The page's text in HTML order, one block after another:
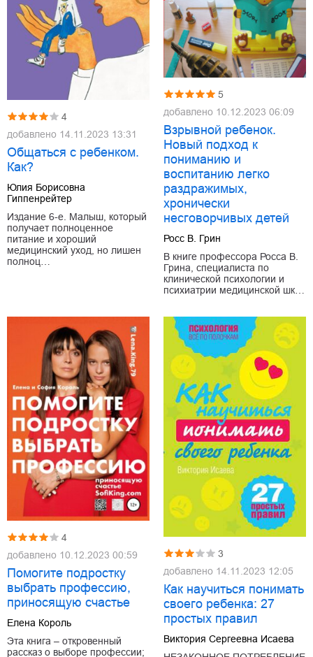
4
добавлено 14.11.2023 13:31
Общаться с ребенком.
Как?
Юлия Борисовна
Гиппенрейтер
Издание 6-е. Малыш, который
получает полноценное
питание и хороший
медицинский уход, но лишен
полноц…
5
добавлено 10.12.2023 06:09
Взрывной ребенок.
Новый подход к
пониманию и
воспитанию легко
раздражимых,
хронически
несговорчивых детей
Росс В. Грин
В книге профессора Росса В.
Грина, специалиста по
клинической психологии и
психиатрии медицинской шк…
4
добавлено 10.12.2023 00:59
Помогите подростку
выбрать профессию,
приносящую счастье
Елена Король
Эта книга – откровенный
рассказ о выборе профессии;
3
добавлено 14.11.2023 12:05
Как научиться понимать
своего ребенка: 27
простых правил
Виктория Сергеевна Исаева